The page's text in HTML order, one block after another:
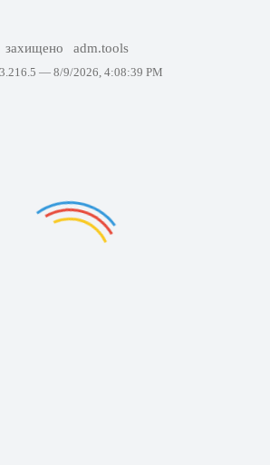
захищено adm.tools
— 8/9/2026, 4:08:39 PM